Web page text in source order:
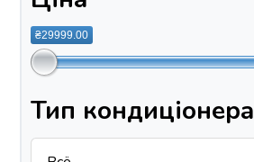
₴29999.00
Тип кондиціонера